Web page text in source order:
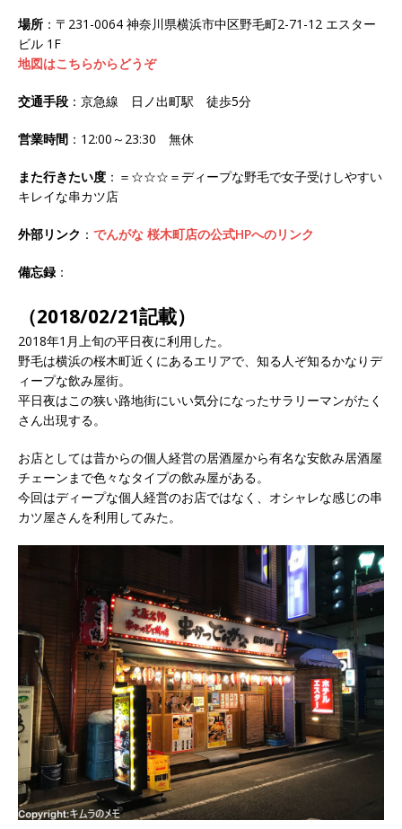
場所 ：〒231-0064 神奈川県横浜市中区野毛町2-71-12 エスター
ビル 1F
地図はこちらからどうぞ
交通手段 ：京急線 日ノ出町駅 徒歩5分
営業時間 ：12:00～23:30 無休
また行きたい度 ：＝☆☆☆＝ディープな野毛で女子受けしやすい
キレイな串カツ店
外部リンク ： でんがな 桜木町店の公式HPへのリンク
備忘録 ：
（2018/02/21記載）
2018年1月上旬の平日夜に利用した。
野毛は横浜の桜木町近くにあるエリアで、知る人ぞ知るかなりデ
ィープな飲み屋街。
平日夜はこの狭い路地街にいい気分になったサラリーマンがたく
さん出現する。
お店としては昔からの個人経営の居酒屋から有名な安飲み居酒屋
チェーンまで色々なタイプの飲み屋がある。
今回はディープな個人経営のお店ではなく、オシャレな感じの串
カツ屋さんを利用してみた。